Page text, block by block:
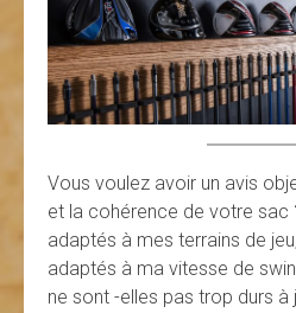
Vous voulez avoir un avis
et la cohérence de votre sac
adaptés à mes terrains de
adaptés à ma vitesse de
ne sont -elles pas trop durs